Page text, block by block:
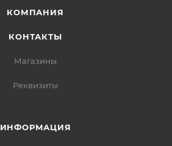
КОМПАНИЯ
КОНТАКТЫ
Магазины
Реквизиты
ИНФОРМАЦИЯ